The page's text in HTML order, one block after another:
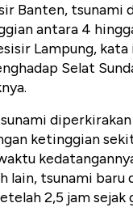
Banten, tsunami
antara 4
Lampung, kata
Selat
ketinggian
lain, tsunami baru
2,5 jam sejak